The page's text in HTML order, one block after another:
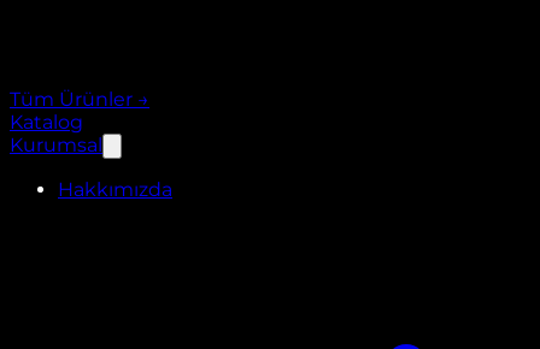
Tüm Ürünler →
Katalog
Kurumsal
Hakkımızda